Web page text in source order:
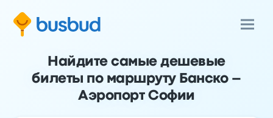
Найдите самые дешевые
билеты по маршруту Банско –
Аэропорт Софии